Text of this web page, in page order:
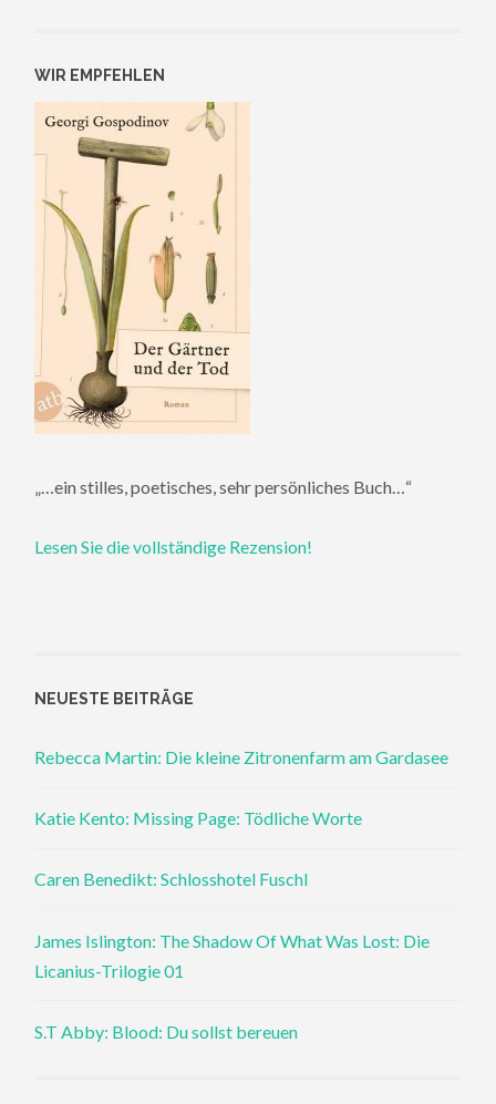
WIR EMPFEHLEN
„…ein stilles, poetisches, sehr persönliches Buch…“
Lesen Sie die vollständige Rezension!
NEUESTE BEITRÄGE
Rebecca Martin: Die kleine Zitronenfarm am Gardasee
Katie Kento: Missing Page: Tödliche Worte
Caren Benedikt: Schlosshotel Fuschl
James Islington: The Shadow Of What Was Lost: Die
Licanius-Trilogie 01
S.T Abby: Blood: Du sollst bereuen